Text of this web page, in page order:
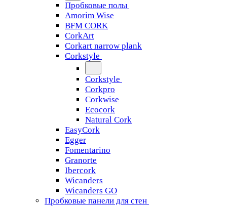
Пробковые полы
Amorim Wise
BFM CORK
CorkArt
Corkart narrow plank
Corkstyle
Corkstyle
Corkpro
Corkwise
Ecocork
Natural Cork
EasyCork
Egger
Fomentarino
Granorte
Ibercork
Wicanders
Wicanders GO
Пробковые панели для стен